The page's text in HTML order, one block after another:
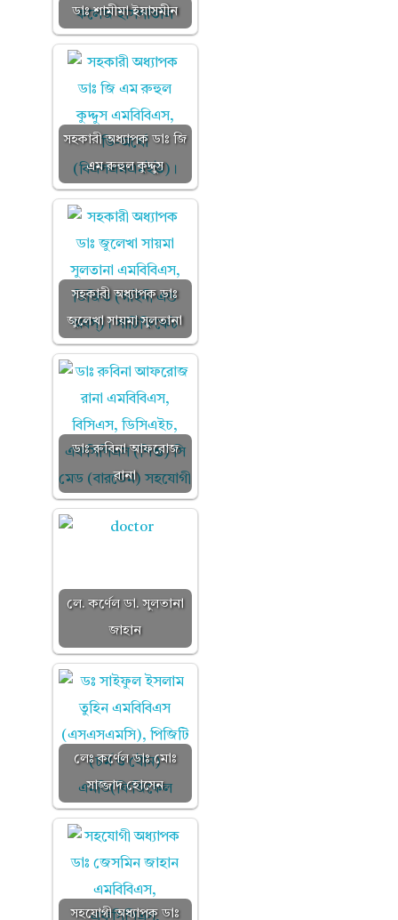
ডাঃ শামীমা ইয়াসমীন
সহকারী অধ্যাপক ডাঃ জি
এম রুহুল কুদ্দুস
সহকারী অধ্যাপক ডাঃ
জুলেখা সায়মা সুলতানা
ডাঃ রুবিনা আফরোজ
রানা
লে. কর্ণেল ডা. সুলতানা
জাহান
লেঃ কর্ণেল ডাঃ মোঃ
সাজ্জাদ হোসেন
সহযোগী অধ্যাপক ডাঃ